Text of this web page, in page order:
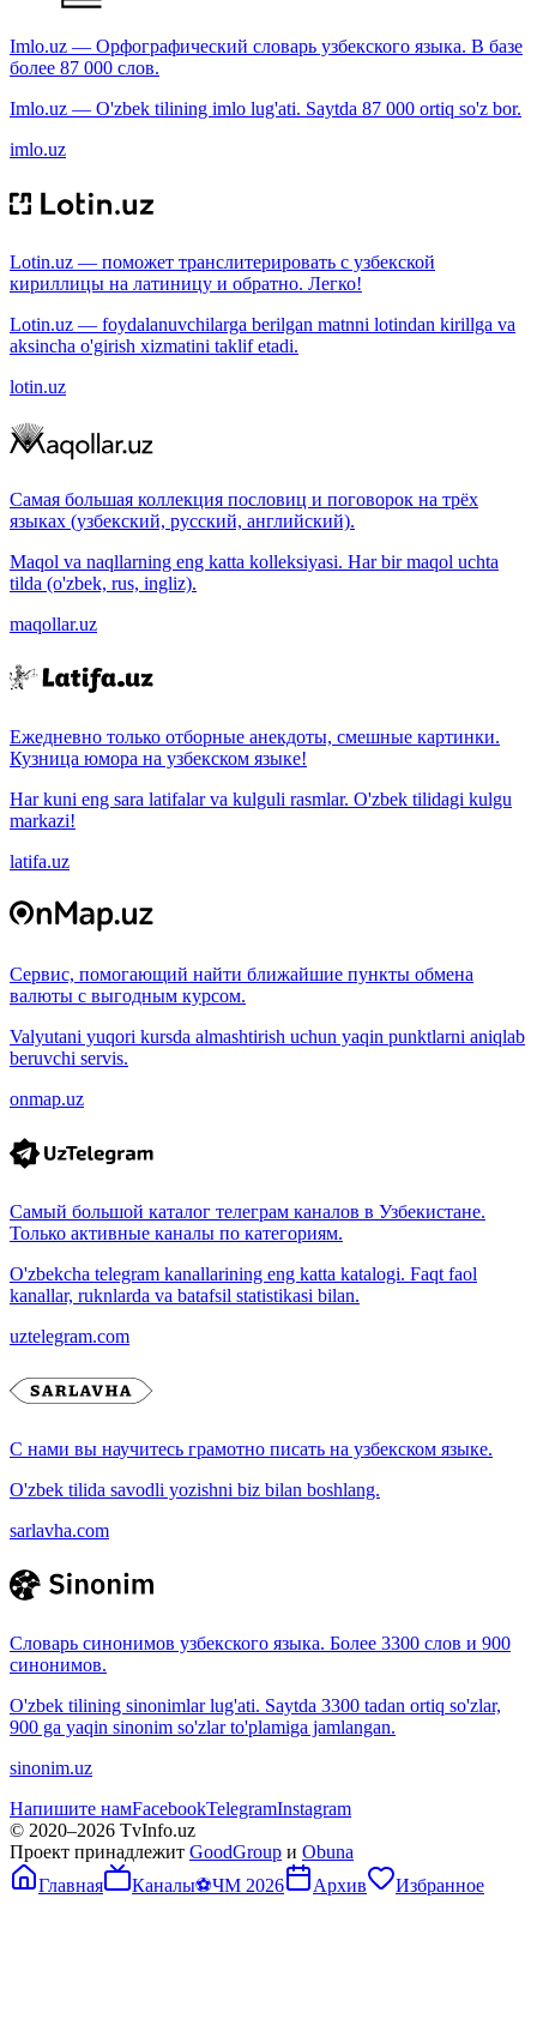
Imlo.uz — Орфографический словарь узбекского языка. В базе
более 87 000 слов.
Imlo.uz — O'zbek tilining imlo lug'ati. Saytda 87 000 ortiq so'z bor.
imlo.uz
Lotin.uz — поможет транслитерировать с узбекской
кириллицы на латиницу и обратно. Легко!
Lotin.uz — foydalanuvchilarga berilgan matnni lotindan kirillga va
aksincha o'girish xizmatini taklif etadi.
lotin.uz
Самая большая коллекция пословиц и поговорок на трёх
языках (узбекский, русский, английский).
Maqol va naqllarning eng katta kolleksiyasi. Har bir maqol uchta
tilda (o'zbek, rus, ingliz).
maqollar.uz
Ежедневно только отборные анекдоты, смешные картинки.
Кузница юмора на узбекском языке!
Har kuni eng sara latifalar va kulguli rasmlar. O'zbek tilidagi kulgu
markazi!
latifa.uz
Сервис, помогающий найти ближайшие пункты обмена
валюты с выгодным курсом.
Valyutani yuqori kursda almashtirish uchun yaqin punktlarni aniqlab
beruvchi servis.
onmap.uz
Самый большой каталог телеграм каналов в Узбекистане.
Только активные каналы по категориям.
O'zbekcha telegram kanallarining eng katta katalogi. Faqt faol
kanallar, ruknlarda va batafsil statistikasi bilan.
uztelegram.com
С нами вы научитесь грамотно писать на узбекском языке.
O'zbek tilida savodli yozishni biz bilan boshlang.
sarlavha.com
Словарь синонимов узбекского языка. Более 3300 слов и 900
синонимов.
O'zbek tilining sinonimlar lug'ati. Saytda 3300 tadan ortiq so'zlar,
900 ga yaqin sinonim so'zlar to'plamiga jamlangan.
sinonim.uz
Напишите намFacebookTelegramInstagram
© 2020–2026 TvInfo.uz
Проект принадлежит GoodGroup и Obuna
Главная
Каналы⚽ЧМ 2026 Архив Избранное